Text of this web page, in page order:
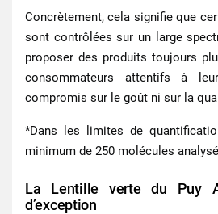
Concrètement, cela signifie que
sont contrôlées sur un large
proposer des produits toujours
consommateurs attentifs à
compromis sur le goût ni sur la
*Dans les limites de
minimum de 250 molécules
La Lentille verte du Puy
d’exception